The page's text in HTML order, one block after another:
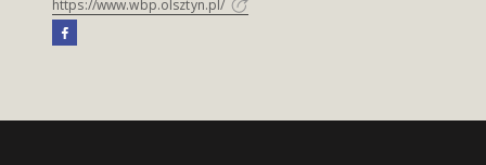
https://www.wbp.olsztyn.pl/